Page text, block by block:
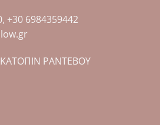
+30 6984359442
ΚΑΤΟΠΙΝ ΡΑΝΤΕΒΟΥ